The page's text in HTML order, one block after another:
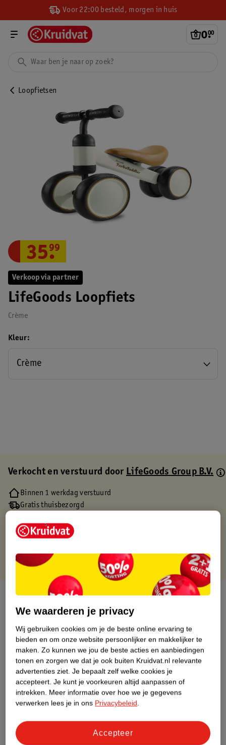
Voor 22:00 besteld, morgen in huis
0.
00
Loopfietsen
Verkoop via partner
LifeGoods Loopfiets
Crème
35.
99
Kleur
Crème
Verkocht en verstuurd doorLifeGoods Group B.V.
Binnen 1 werkdag verstuurd
Gratis thuisbezorgd
Gratis punten met je Kruidvat kaart
Over dit product
Productinformatie
Etiketinformatie
Nature Impact Score
Dit product heeft (nog) geen Nature
Impact Score.
We waarderen je privacy
Wij gebruiken cookies om je de beste online ervaring te
bieden en om onze website persoonlijker en makkelijker te
maken. Zo kunnen we jou de beste acties en aanbiedingen
tonen en zorgen we dat je ook buiten Kruidvat.nl relevante
advertenties ziet. Je bepaalt zelf welke cookies je
accepteert. Je kunt je voorkeuren altijd aanpassen of
intrekken. Meer informatie over hoe we je gegevens
verwerken lees je in ons Privacybeleid.
Accepteer